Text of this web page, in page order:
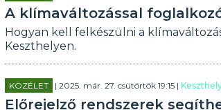
A klímaváltozással
Hogyan kell felkészülni a
Keszthelyen.
KÖZÉLET | 2025. már. 27. csütörtök 19:15 |
Előrejelző rendszerek